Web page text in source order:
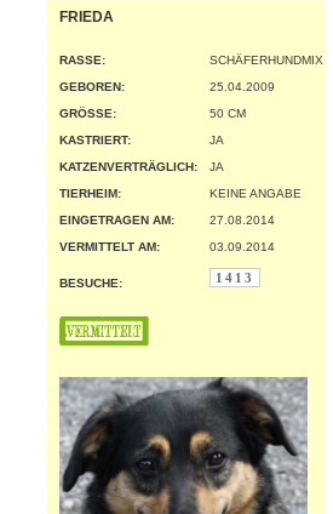
FRIEDA
RASSE:
SCHÄFERHUNDMIX
GEBOREN:
25.04.2009
GRÖSSE:
50 CM
KASTRIERT:
JA
KATZENVERTRÄGLICH:
JA
TIERHEIM:
KEINE ANGABE
EINGETRAGEN AM:
27.08.2014
VERMITTELT AM:
03.09.2014
BESUCHE: 1413